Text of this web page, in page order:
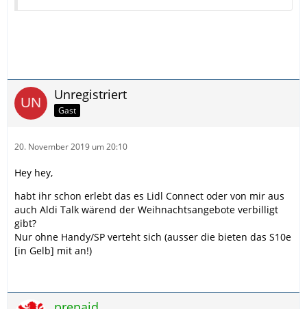
Unregistriert
Gast
20. November 2019 um 20:10
Hey hey,
habt ihr schon erlebt das es Lidl Connect oder von mir aus
auch Aldi Talk wärend der Weihnachtsangebote verbilligt
gibt?
Nur ohne Handy/SP verteht sich (ausser die bieten das S10e
[in Gelb] mit an!)